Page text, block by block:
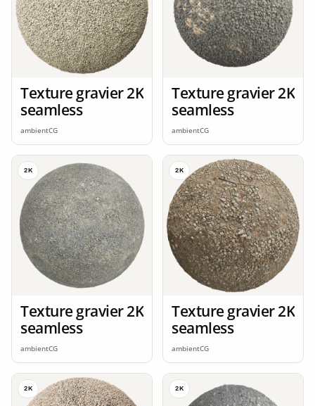
Texture gravier 2K
seamless
ambientCG
Texture gravier 2K
seamless
ambientCG
2K
Texture gravier 2K
seamless
ambientCG
2K
Texture gravier 2K
seamless
ambientCG
2K 2K